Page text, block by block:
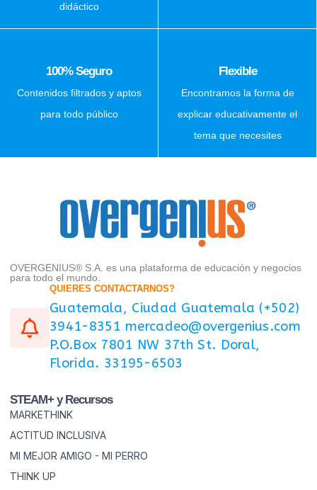
didáctico
100% Seguro
Contenidos filtrados y aptos
para todo público
Flexible
Encontramos la forma de
explicar educativamente el
tema que necesites
OVERGENIUS® S.A. es una plataforma de educación y negocios
para todo el mundo.
QUIERES CONTACTARNOS?
Guatemala, Ciudad Guatemala (+502)
3941-8351 mercadeo@overgenius.com
P.O.Box 7801 NW 37th St. Doral,
Florida. 33195-6503
STEAM+ y Recursos
MARKETHINK
ACTITUD INCLUSIVA
MI MEJOR AMIGO - MI PERRO
THINK UP